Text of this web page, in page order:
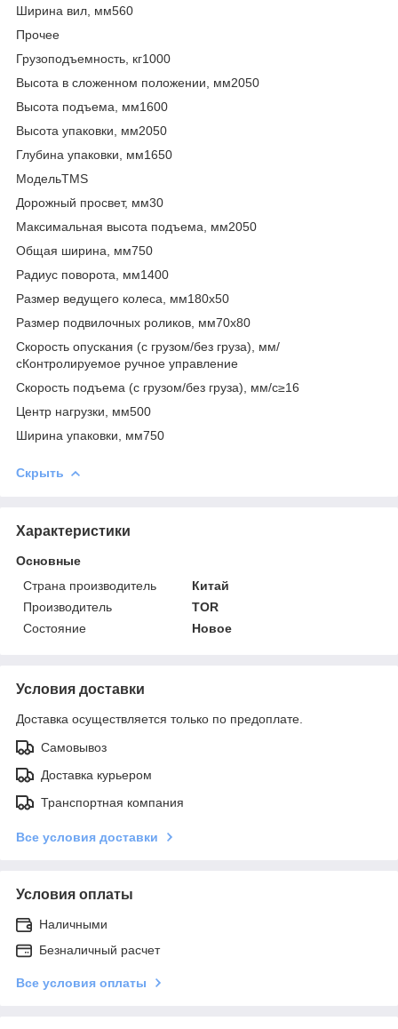
Ширина вил, мм560
Прочее
Грузоподъемность, кг1000
Высота в сложенном положении, мм2050
Высота подъема, мм1600
Высота упаковки, мм2050
Глубина упаковки, мм1650
МодельTMS
Дорожный просвет, мм30
Максимальная высота подъема, мм2050
Общая ширина, мм750
Радиус поворота, мм1400
Размер ведущего колеса, мм180х50
Размер подвилочных роликов, мм70х80
Скорость опускания (с грузом/без груза), мм/
сКонтролируемое ручное управление
Скорость подъема (с грузом/без груза), мм/с≥16
Центр нагрузки, мм500
Ширина упаковки, мм750
Скрыть
Характеристики
Основные
Страна производитель
Китай
Производитель
TOR
Состояние
Новое
Условия доставки
Доставка осуществляется только по предоплате.
Самовывоз
Доставка курьером
Транспортная компания
Все условия доставки
Условия оплаты
Наличными
Безналичный расчет
Все условия оплаты